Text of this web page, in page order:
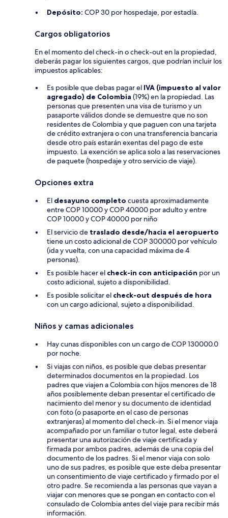
Depósito: COP 30 por hospedaje, por estadía.
Cargos obligatorios
En el momento del check-in o check-out en la propiedad,
deberás pagar los siguientes cargos, que podrían incluir los
impuestos aplicables:
Es posible que debas pagar el IVA (impuesto al valor
agregado) de Colombia (19%) en la propiedad. Las
personas que presenten una visa de turismo y un
pasaporte válidos donde se demuestre que no son
residentes de Colombia y que paguen con una tarjeta
de crédito extranjera o con una transferencia bancaria
desde otro país estarán exentas del pago de este
impuesto. La exención se aplica solo a las reservaciones
de paquete (hospedaje y otro servicio de viaje).
Opciones extra
El desayuno completo cuesta aproximadamente
entre COP 10000 y COP 40000 por adulto y entre
COP 10000 y COP 40000 por niño
El servicio de traslado desde/hacia el aeropuerto
tiene un costo adicional de COP 300000 por vehículo
(ida y vuelta, con una capacidad máxima de 4
personas).
Es posible hacer el check-in con anticipación por un
costo adicional, sujeto a disponibilidad.
Es posible solicitar el check-out después de hora
con un cargo adicional, sujeto a disponibilidad.
Niños y camas adicionales
Hay cunas disponibles con un cargo de COP 130000.0
por noche.
Si viajas con niños, es posible que debas presentar
determinados documentos en la propiedad. Los
padres que viajen a Colombia con hijos menores de 18
años posiblemente deban presentar el certificado de
nacimiento del menor y su documento de identidad
con foto (o pasaporte en el caso de personas
extranjeras) al momento del check-in. Si el menor viaja
acompañado por un familiar o tutor legal, este deberá
presentar una autorización de viaje certificada y
firmada por ambos padres, además de una copia del
documento de los padres. Si el menor viaja con solo
uno de sus padres, es posible que este deba presentar
un consentimiento de viaje certificado y firmado por el
otro padre. Se recomienda a las personas que vayan a
viajar con menores que se pongan en contacto con el
consulado de Colombia antes del viaje para recibir más
información.